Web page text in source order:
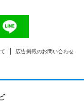
広告掲載のお問い合わせ